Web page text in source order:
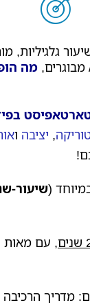
גלגיליות,
מבוגרים, מה
, יציבה ו
(שיעור-
, עם מאות
מדריך